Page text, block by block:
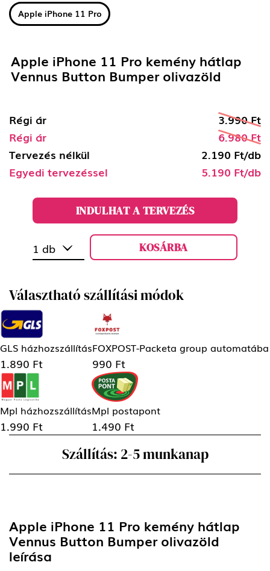
Apple iPhone 11 Pro
Apple iPhone 11 Pro kemény hátlap
Vennus Button Bumper olivazöld
Régi ár
3.990 Ft
Régi ár
6.980 Ft
Tervezés nélkül
2.190 Ft/db
Egyedi tervezéssel
5.190 Ft/db
INDULHAT A TERVEZÉS
1 db KOSÁRBA
Választható szállítási módok
GLS házhozszállítás
1.890 Ft
FOXPOST-Packeta group automatába
990 Ft
Mpl házhozszállítás
1.990 Ft
Mpl postapont
1.490 Ft
Szállítás: 2-5 munkanap
Apple iPhone 11 Pro kemény hátlap
Vennus Button Bumper olivazöld
leírása